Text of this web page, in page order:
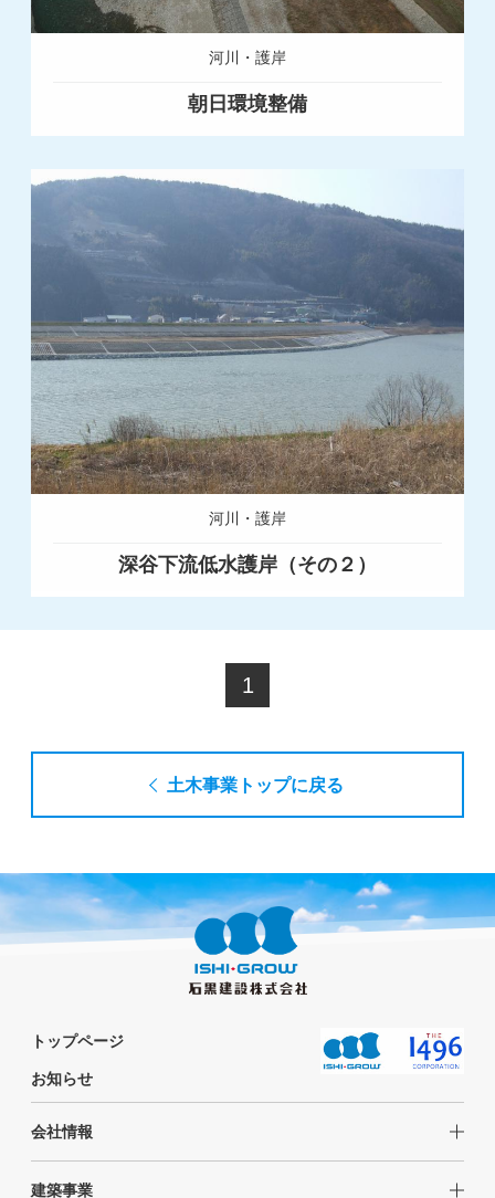
河川・護岸
朝日環境整備
河川・護岸
深谷下流低水護岸（その２）
1
土木事業トップに戻る
トップページ
お知らせ
会社情報
建築事業